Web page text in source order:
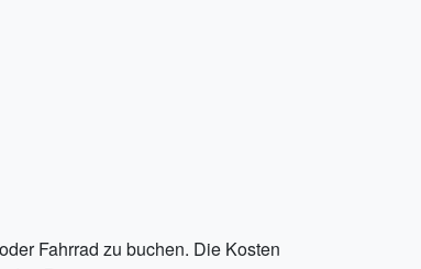
Fahrrad zu buchen. Die Kosten